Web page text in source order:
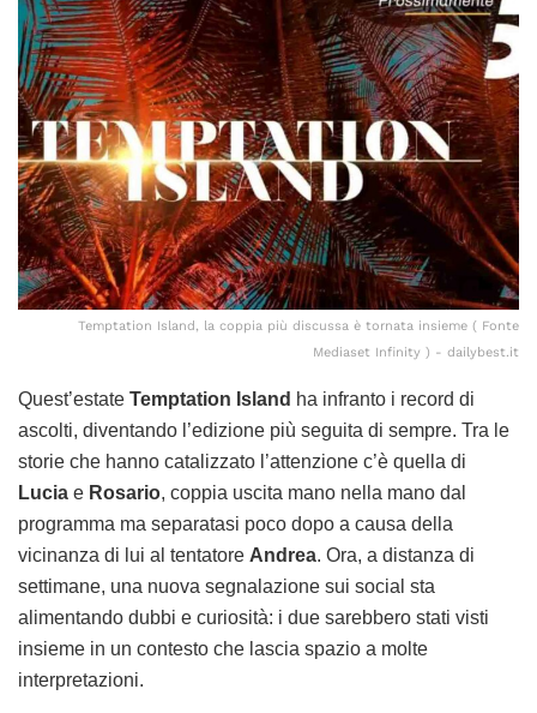
Temptation Island, la coppia più discussa è tornata insieme ( Fonte
Mediaset Infinity ) - dailybest.it
Quest’estate Temptation Island ha infranto i record di
ascolti, diventando l’edizione più seguita di sempre. Tra le
storie che hanno catalizzato l’attenzione c’è quella di
Lucia e Rosario, coppia uscita mano nella mano dal
programma ma separatasi poco dopo a causa della
vicinanza di lui al tentatore Andrea. Ora, a distanza di
settimane, una nuova segnalazione sui social sta
alimentando dubbi e curiosità: i due sarebbero stati visti
insieme in un contesto che lascia spazio a molte
interpretazioni.